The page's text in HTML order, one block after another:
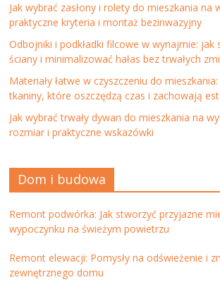
Jak wybrać zasłony i rolety do mieszkania na
praktyczne kryteria i montaż bezinwazyjny
Odbojniki i podkładki filcowe w wynajmie: jak
ściany i minimalizować hałas bez trwałych
Materiały łatwe w czyszczeniu do
tkaniny, które oszczędzą czas i zachowają
Jak wybrać trwały dywan do mieszkania na
rozmiar i praktyczne wskazówki
Dom i budowa
Remont podwórka: Jak stworzyć przyjazne
wypoczynku na świeżym powietrzu
Remont elewacji: Pomysły na odświeżenie i
zewnętrznego domu